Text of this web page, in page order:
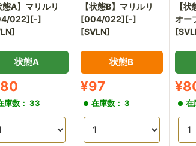
態A】マリルリ
022][-]
状態A
庫数： 33
【状態B】マリルリ
[004/022][-]
[SVLN]
状態B
販
売
¥97
在庫数： 3
【
オ
販
売
価
格
在